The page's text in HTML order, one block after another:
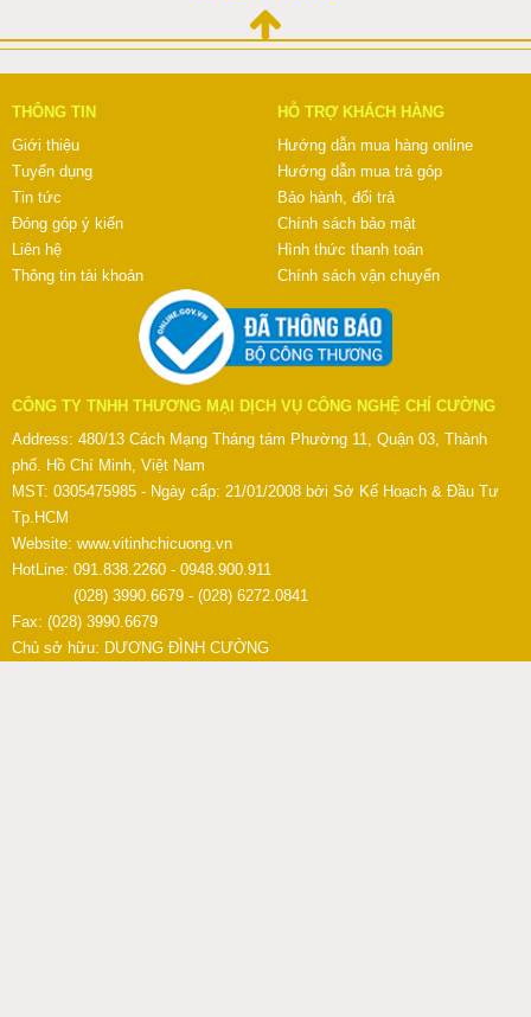
THÔNG TIN
Giới thiệu
Tuyển dụng
Tin tức
Đóng góp ý kiến
Liên hệ
Thông tin tài khoản
HỖ TRỢ KHÁCH HÀNG
Hướng dẫn mua hàng online
Hướng dẫn mua trả góp
Bảo hành, đổi trả
Chính sách bảo mật
Hình thức thanh toán
Chính sách vận chuyển
CÔNG TY TNHH THƯƠNG MẠI DỊCH VỤ CÔNG NGHỆ CHÍ CƯỜNG
Address: 480/13 Cách Mạng Tháng tám Phường 11, Quận 03, Thành
phố. Hồ Chí Minh, Việt Nam
MST: 0305475985 - Ngày cấp: 21/01/2008 bởi Sở Kế Hoạch & Đầu Tư
Tp.HCM
Website: www.vitinhchicuong.vn
HotLine: 091.838.2260 - 0948.900.911
(028) 3990.6679 - (028) 6272.0841
Fax: (028) 3990.6679
Chủ sở hữu: DƯƠNG ĐÌNH CƯỜNG